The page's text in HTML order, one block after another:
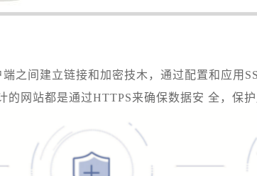
之间建立链接和加密技木，通过配置和应用
网站都是通过HTTPS来确保数据安 全，保护